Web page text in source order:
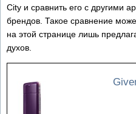
City и сравнить его с другими
брендов. Такое сравнение
на этой странице лишь
духов.